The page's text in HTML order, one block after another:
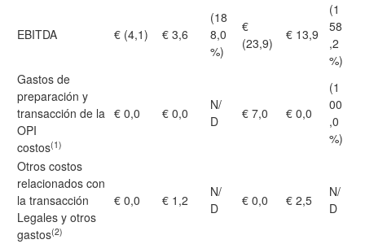
EBITDA € (4,1) € 3,6
(18
8,0
%)
€
(23,9)
€ 13,9
(1
58
,2
%)
Gastos de
preparación y
transacción de la
OPI
costos(1)
€ 0,0 € 0,0
N/
D
€ 7,0 € 0,0
(1
00
,0
%)
Otros costos
relacionados con
la transacción
Legales y otros
gastos(2)
€ 0,0 € 1,2
N/
D
€ 0,0 € 2,5
N/
D